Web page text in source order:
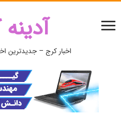
اخبار کرج – جدیدترین